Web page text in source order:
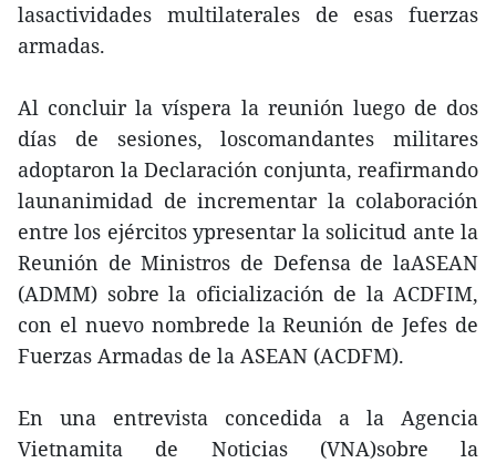
lasactividades multilaterales de esas fuerzas
armadas.
Al concluir la víspera la reunión luego de dos
días de sesiones, loscomandantes militares
adoptaron la Declaración conjunta, reafirmando
launanimidad de incrementar la colaboración
entre los ejércitos ypresentar la solicitud ante la
Reunión de Ministros de Defensa de laASEAN
(ADMM) sobre la oficialización de la ACDFIM,
con el nuevo nombrede la Reunión de Jefes de
Fuerzas Armadas de la ASEAN (ACDFM).
En una entrevista concedida a la Agencia
Vietnamita de Noticias (VNA)sobre la